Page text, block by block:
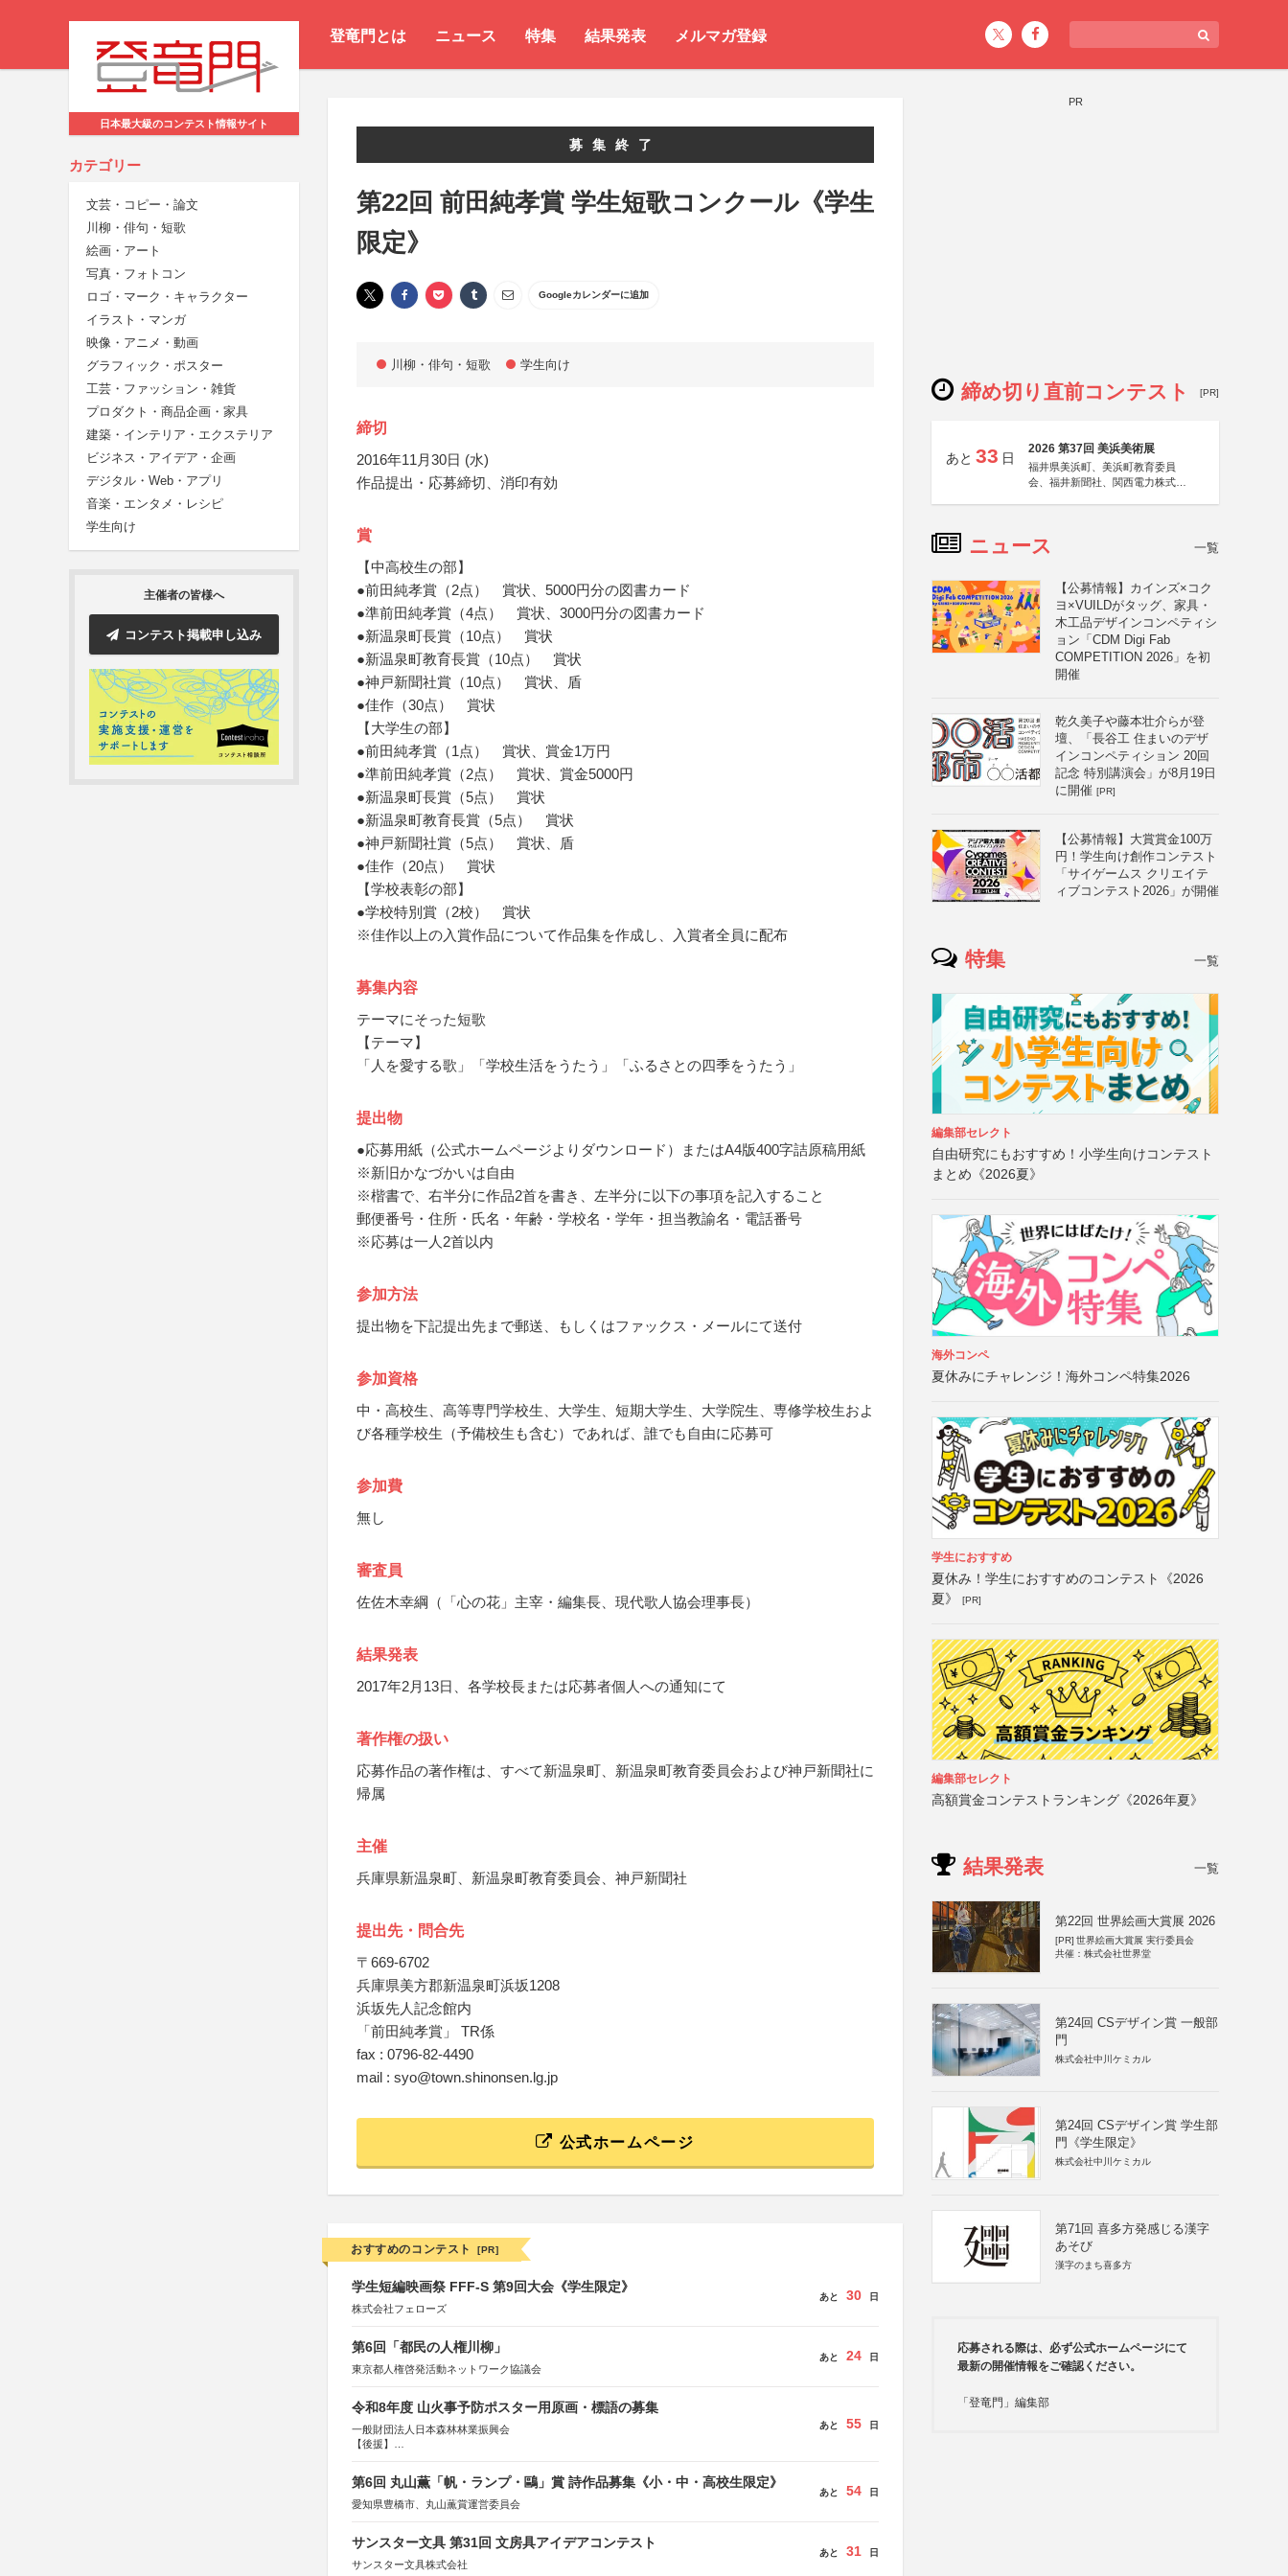
登竜門とは ニュース 特集 結果発表 メルマガ登録
日本最大級のコンテスト情報サイト
カテゴリー
文芸・コピー・論文
川柳・俳句・短歌
絵画・アート
写真・フォトコン
ロゴ・マーク・キャラクター
イラスト・マンガ
映像・アニメ・動画
グラフィック・ポスター
工芸・ファッション・雑貨
プロダクト・商品企画・家具
建築・インテリア・エクステリア
ビジネス・アイデア・企画
デジタル・Web・アプリ
音楽・エンタメ・レシピ
学生向け
主催者の皆様へ
コンテスト掲載申し込み
募集終了
第22回 前田純孝賞 学生短歌コンクール《学生
限定》
Googleカレンダーに追加
川柳・俳句・短歌 学生向け
締切
2016年11月30日 (水)
作品提出・応募締切、消印有効
賞
【中高校生の部】
●前田純孝賞（2点） 賞状、5000円分の図書カード
●準前田純孝賞（4点） 賞状、3000円分の図書カード
●新温泉町長賞（10点） 賞状
●新温泉町教育長賞（10点） 賞状
●神戸新聞社賞（10点） 賞状、盾
●佳作（30点） 賞状
【大学生の部】
●前田純孝賞（1点） 賞状、賞金1万円
●準前田純孝賞（2点） 賞状、賞金5000円
●新温泉町長賞（5点） 賞状
●新温泉町教育長賞（5点） 賞状
●神戸新聞社賞（5点） 賞状、盾
●佳作（20点） 賞状
【学校表彰の部】
●学校特別賞（2校） 賞状
※佳作以上の入賞作品について作品集を作成し、入賞者全員に配布
募集内容
テーマにそった短歌
【テーマ】
「人を愛する歌」「学校生活をうたう」「ふるさとの四季をうたう」
提出物
●応募用紙（公式ホームページよりダウンロード）またはA4版400字詰原稿用紙
※新旧かなづかいは自由
※楷書で、右半分に作品2首を書き、左半分に以下の事項を記入すること
郵便番号・住所・氏名・年齢・学校名・学年・担当教諭名・電話番号
※応募は一人2首以内
参加方法
提出物を下記提出先まで郵送、もしくはファックス・メールにて送付
参加資格
中・高校生、高等専門学校生、大学生、短期大学生、大学院生、専修学校生およ
び各種学校生（予備校生も含む）であれば、誰でも自由に応募可
参加費
無し
審査員
佐佐木幸綱（「心の花」主宰・編集長、現代歌人協会理事長）
結果発表
2017年2月13日、各学校長または応募者個人への通知にて
著作権の扱い
応募作品の著作権は、すべて新温泉町、新温泉町教育委員会および神戸新聞社に
帰属
主催
兵庫県新温泉町、新温泉町教育委員会、神戸新聞社
提出先・問合先
〒669-6702
兵庫県美方郡新温泉町浜坂1208
浜坂先人記念館内
「前田純孝賞」 TR係
fax : 0796-82-4490
mail : syo@town.shinonsen.lg.jp
公式ホームページ
おすすめのコンテスト [PR]
学生短編映画祭 FFF-S 第9回大会《学生限定》
株式会社フェローズ
あと 30 日
第6回「都民の人権川柳」
東京都人権啓発活動ネットワーク協議会
あと 24 日
令和8年度 山火事予防ポスター用原画・標語の募集
一般財団法人日本森林林業振興会
【後援】
あと 55 日
第6回 丸山薫「帆・ランプ・鷗」賞 詩作品募集《小・中・高校生限定》
愛知県豊橋市、丸山薫賞運営委員会
あと 54 日
サンスター文具 第31回 文房具アイデアコンテスト
サンスター文具株式会社
あと 31 日
PR
締め切り直前コンテスト [PR]
あと 33 日
2026 第37回 美浜美術展
福井県美浜町、美浜町教育委員
会、福井新聞社、関西電力株式会
ニュース 一覧
【公募情報】カインズ×コク
ヨ×VUILDがタッグ、家具・
木工品デザインコンペティシ
ョン「CDM Digi Fab
COMPETITION 2026」を初
開催
乾久美子や藤本壮介らが登
壇、「長谷工 住まいのデザ
インコンペティション 20回
記念 特別講演会」が8月19日
に開催 [PR]
【公募情報】大賞賞金100万
円！学生向け創作コンテスト
「サイゲームス クリエイテ
ィブコンテスト2026」が開催
特集 一覧
編集部セレクト
自由研究にもおすすめ！小学生向けコンテスト
まとめ《2026夏》
海外コンペ
夏休みにチャレンジ！海外コンペ特集2026
学生におすすめ
夏休み！学生におすすめのコンテスト《2026
夏》
[PR]
編集部セレクト
高額賞金コンテストランキング《2026年夏》
結果発表 一覧
第22回 世界絵画大賞展 2026
[PR] 世界絵画大賞展 実行委員会
共催：株式会社世界堂
第24回 CSデザイン賞 一般部
門
株式会社中川ケミカル
第24回 CSデザイン賞 学生部
門《学生限定》
株式会社中川ケミカル
第71回 喜多方発感じる漢字
あそび
漢字のまち喜多方
応募される際は、必ず公式ホームページにて
最新の開催情報をご確認ください。
「登竜門」編集部